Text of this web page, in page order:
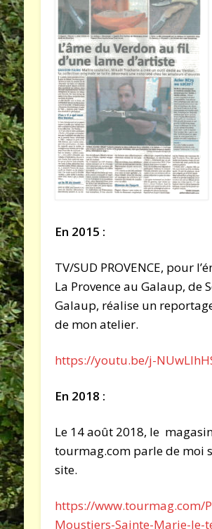
En 2015 :
TV/SUD PROVENCE, pour
La Provence au Galaup, de
Galaup, réalise un
de mon atelier.
https://youtu.be/j-
En 2018 :
Le 14 août 2018, le
tourmag.com parle de moi
site.
https://www.tourmag.com/
Moustiers-Sainte-Marie-le-